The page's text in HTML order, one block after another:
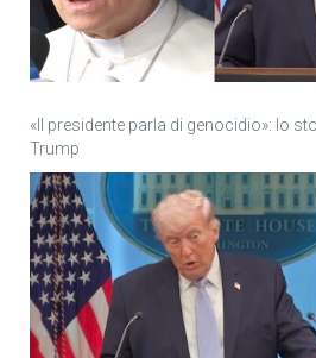
«Il presidente parla di genocidio»: lo
Trump